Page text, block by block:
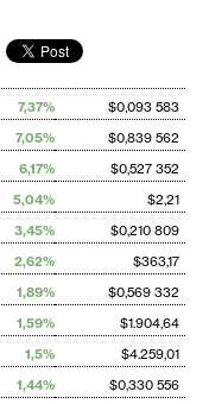
7,37%
$0,093 583
7,05%
$0,839 562
6,17%
$0,527 352
5,04%
$2,21
3,45%
$0,210 809
2,62%
$363,17
1,89%
$0,569 332
1,59%
$1.904,64
1,5%
$4.259,01
1,44% $0,330 556